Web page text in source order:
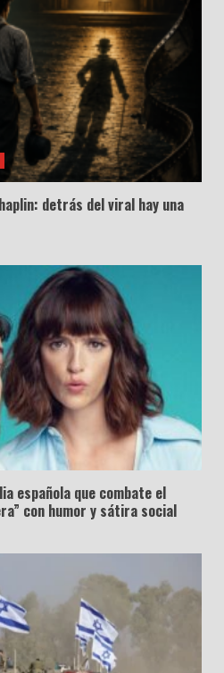
detrás del viral hay una
española que combate el
con humor y sátira social